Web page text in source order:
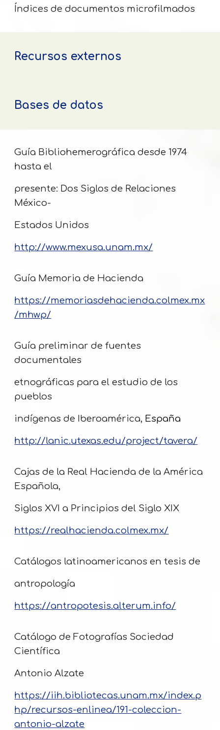
Índices de documentos microfilmados
Recursos externos
Bases de datos
Guía Bibliohemerográfica desde 1974
hasta el
presente: Dos Siglos de Relaciones
México-
Estados Unidos
http://www.mexusa.unam.mx/
Guía Memoria de Hacienda
https://memoriasdehacienda.colmex.mx
/mhwp/
Guía preliminar de fuentes
documentales
etnográficas para el estudio de los
pueblos
indígenas de Iberoamérica, España
http://lanic.utexas.edu/project/tavera/
Cajas de la Real Hacienda de la América
Española,
Siglos XVI a Principios del Siglo XIX
https://realhacienda.colmex.mx/
Catálogos latinoamericanos en tesis de
antropología
https://antropotesis.alterum.info/
Catálogo de Fotografías Sociedad
Científica
Antonio Alzate
https://iih.bibliotecas.unam.mx/index.p
hp/recursos-enlinea/191-coleccion-
antonio-alzate